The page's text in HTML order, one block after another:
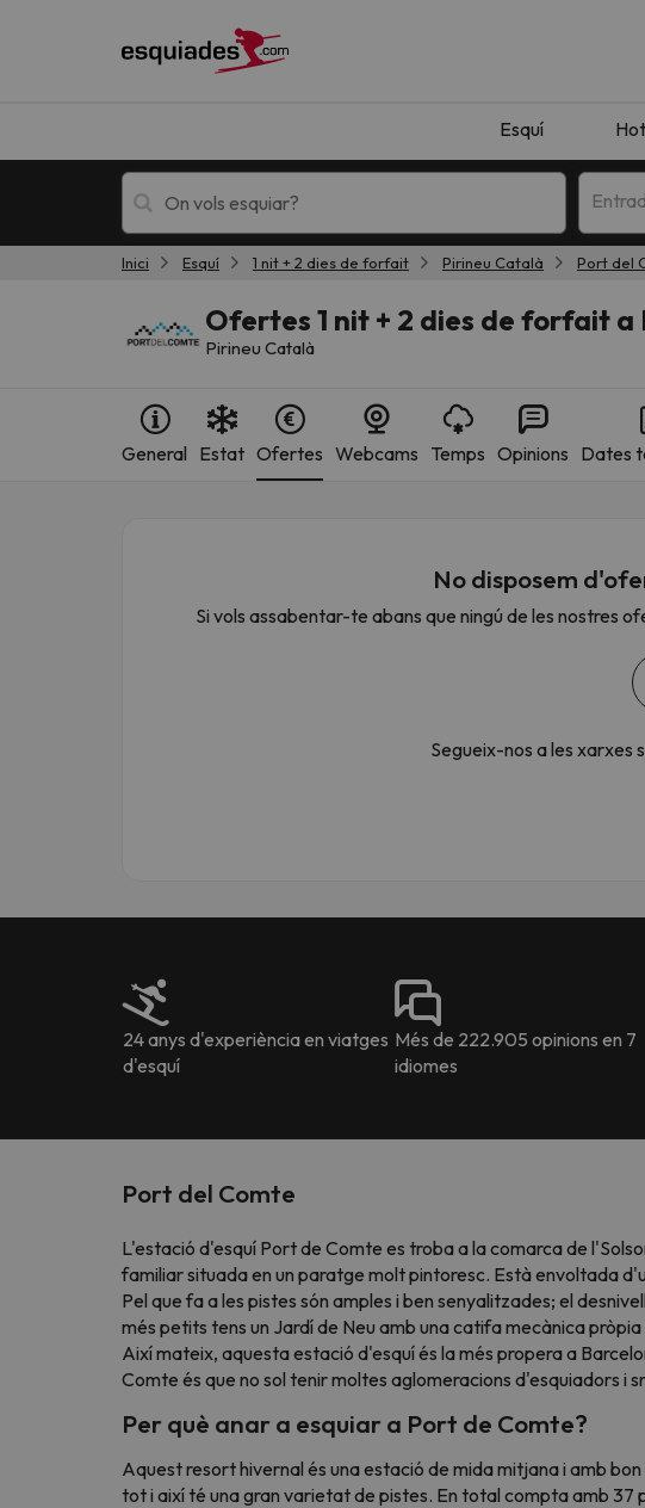
Esquí
Esquí Escapades
Vaja! Sembla que el nostre cercador ha perdut el nord.
Inici Esquí 1 nit + 2 dies de forfait Pirineu Català Port del
Ofertes 1 nit + 2 dies de forfait a
Pirineu Català
General Estat Ofertes Webcams Temps Opinions Dates
No disposem
Si vols assabentar-te abans que ningú de les nostres
Segueix-nos a les xarxes
24 anys d'experiència en viatges
d'esquí
Més de 222.905 opinions en 7
idiomes
Port del Comte
L'estació d'esquí Port de Comte es troba a la comarca de
familiar situada en un paratge molt pintoresc. Està envoltada
Pel que fa a les pistes són amples i ben senyalitzades; el
més petits tens un Jardí de Neu amb una catifa mecànica
Així mateix, aquesta estació d'esquí és la més propera a
Comte és que no sol tenir moltes aglomeracions d'esquiadors i
Per què anar a esquiar a Port de Comte?
Aquest resort hivernal és una estació de mida mitjana i amb
tot i així té una gran varietat de pistes. En total compta amb 37